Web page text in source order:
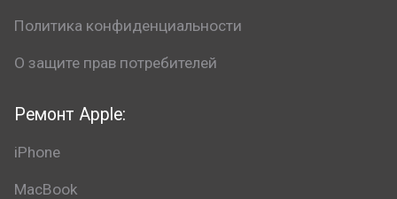
Ремонт Apple:
iPhone
MacBook
Политика конфиденциальности
О защите прав потребителей